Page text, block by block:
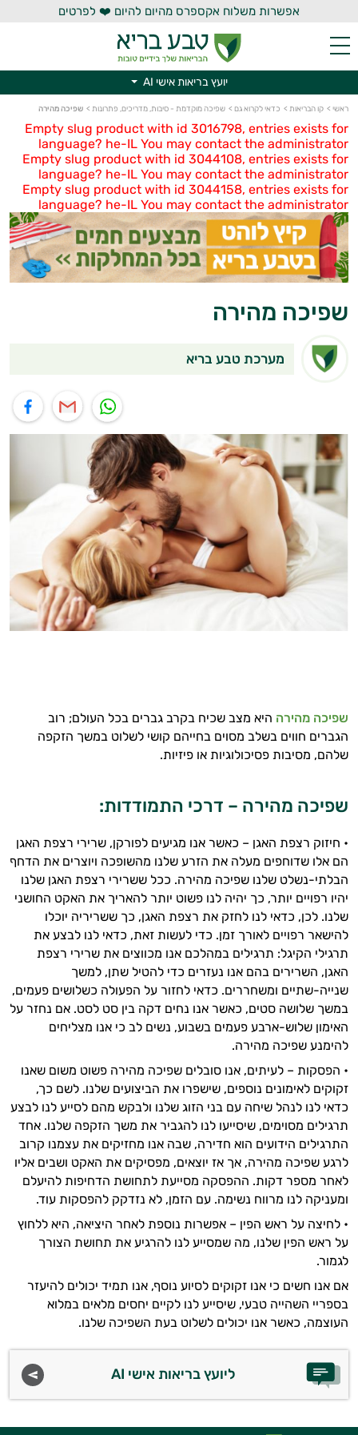
אפשרות משלוח אקספרס מהיום להיום ❤️ לפרטים
יועץ בריאות אישי AI
ראשי > קו הבריאות > כדאי לקרוא גם > שפיכה מוקדמת - סיבות, מדריכים, פתרונות > שפיכה מהירה
Empty slug product with id 3016798, entries exists for
language? he-IL You may contact the administrator
Empty slug product with id 3044108, entries exists for
language? he-IL You may contact the administrator
Empty slug product with id 3044158, entries exists for
language? he-IL You may contact the administrator
שפיכה מהירה
מערכת טבע בריא
שפיכה מהירה היא מצב שכיח בקרב גברים בכל העולם; רוב
הגברים חווים בשלב מסוים בחייהם קושי לשלוט במשך הזקפה
שלהם, מסיבות פסיכולוגיות או פיזיות.
שפיכה מהירה – דרכי התמודדות:
• חיזוק רצפת האגן – כאשר אנו מגיעים לפורקן, שרירי רצפת האגן
הם אלו שדוחפים מעלה את הזרע שלנו מהשופכה ויוצרים את הדחף
הבלתי-נשלט שלנו שפיכה מהירה. ככל ששרירי רצפת האגן שלנו
יהיו רפויים יותר, כך יהיה לנו פשוט יותר להאריך את האקט החושני
שלנו. לכן, כדאי לנו לחזק את רצפת האגן, כך ששריריה יוכלו
להישאר רפויים לאורך זמן. כדי לעשות זאת, כדאי לנו לבצע את
תרגילי הקיגל: תרגילים במהלכם אנו מכווצים את שרירי רצפת
האגן, השרירים בהם אנו נעזרים כדי להטיל שתן, למשך
שנייה-שתיים ומשחררים. כדאי לחזור על הפעולה כשלושים פעמים,
במשך שלושה סטים, כאשר אנו נחים דקה בין סט לסט. אם נחזר על
האימון שלוש-ארבע פעמים בשבוע, נשים לב כי אנו מצליחים
להימנע שפיכה מהירה.
• הפסקות – לעיתים, אנו סובלים שפיכה מהירה פשוט משום שאנו
זקוקים לאימונים נוספים, שישפרו את הביצועים שלנו. לשם כך,
כדאי לנו לנהל שיחה עם בני הזוג שלנו ולבקש מהם לסייע לנו לבצע
תרגילים מסוימים, שיסייעו לנו להגביר את משך הזקפה שלנו. אחד
התרגילים הידועים הוא חדירה, שבה אנו מחזיקים את עצמנו קרוב
לרגע שפיכה מהירה, אך אז יוצאים, מפסיקים את האקט ושבים אליו
לאחר מספר דקות. ההפסקה מסייעת לתחושת הדחיפות להיעלם
ומעניקה לנו מרווח נשימה. עם הזמן, לא נזדקק להפסקות עוד.
• לחיצה על ראש הפין – אפשרות נוספת לאחר היציאה, היא ללחוץ
על ראש הפין שלנו, מה שמסייע לנו להרגיע את תחושת הצורך
לגמור.
אם אנו חשים כי אנו זקוקים לסיוע נוסף, אנו תמיד יכולים להיעזר
בספריי השהייה טבעי, שיסייע לנו לקיים יחסים מלאים במלוא
העוצמה, כאשר אנו יכולים לשלוט בעת השפיכה שלנו.
ליועץ בריאות אישי AI
אני יועץ הבריאות האישי AI של טבע בריא.
התשובות שלי מבוססות על מאגרי מידע קליניים
וספרות מקצועית בתחומי הרפואה הטבעית
אני כאן כדי לעזור לך להתאים את תוספי
התזונה ומוצרי הבריאות המדויקים למטרות
ולמצב הגופני שלך, ולהסביר לך אילו רכיבים
עובדים יחד כדי למקסם תוצאות גם בחיי היום
יום וגם בתחום הכושר והספורט.
המטרה שלי היא להתאים עבורך המלצות
אישיות מבוססות מדעית.
זה הזמן להתחיל. איך אוכל לעזור?